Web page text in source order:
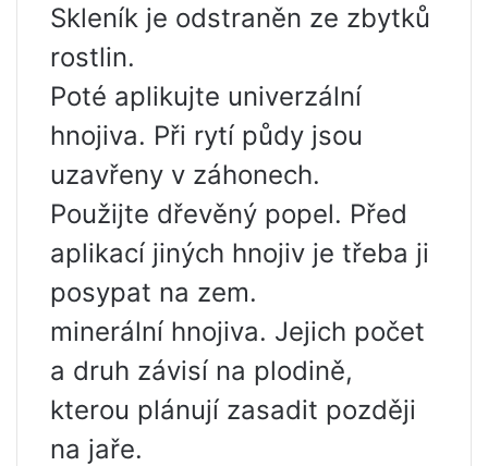
Skleník je odstraněn ze zbytků
rostlin.
Poté aplikujte univerzální
hnojiva. Při rytí půdy jsou
uzavřeny v záhonech.
Použijte dřevěný popel. Před
aplikací jiných hnojiv je třeba ji
posypat na zem.
minerální hnojiva. Jejich počet
a druh závisí na plodině,
kterou plánují zasadit později
na jaře.